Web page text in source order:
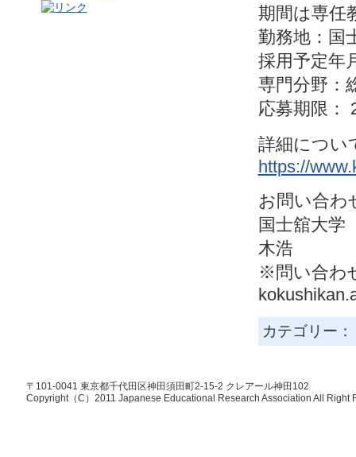
期間は専任
勤務地：国
採用予定年
専門分野：
応募期限：
詳細につい
https://
お問い合わ
国士舘大
木浩
※問い合わ
カテゴリー：
〒101-0041 東京都千代田区神田須田町2-15-2 クレアール神田102
Copyright（C）2011 Japanese Educational Research Association All Right